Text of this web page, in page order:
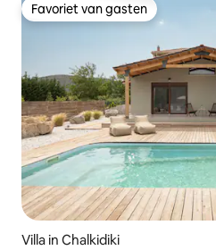
Favoriet van gasten
Favoriet van gasten
Villa in Chalkidiki